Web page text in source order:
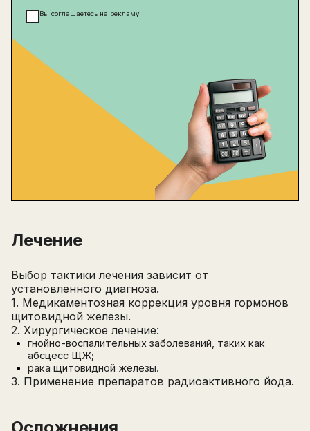
Вы соглашаетесь на рекламу
Лечение
Выбор тактики лечения зависит от
установленного диагноза.
1. Медикаментозная коррекция уровня гормонов
щитовидной железы.
2. Хирургическое лечение:
гнойно-воспалительных заболеваний, таких как
абсцесс ЩЖ;
рака щитовидной железы.
3. Применение препаратов радиоактивного йода.